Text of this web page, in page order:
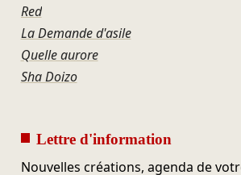
Red
La Demande d'asile
Quelle aurore
Sha Doizo
Lettre d'information
Nouvelles créations, agenda de